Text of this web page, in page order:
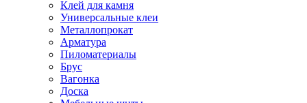
Клей для камня
Универсальные клеи
Металлопрокат
Арматура
Пиломатериалы
Брус
Вагонка
Доска